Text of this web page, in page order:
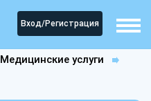
Вход/Регистрация
Медицинские услуги